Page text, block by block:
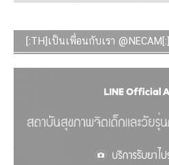
[:TH]เป็นเพื่อนกับเรา @NECAM[:]